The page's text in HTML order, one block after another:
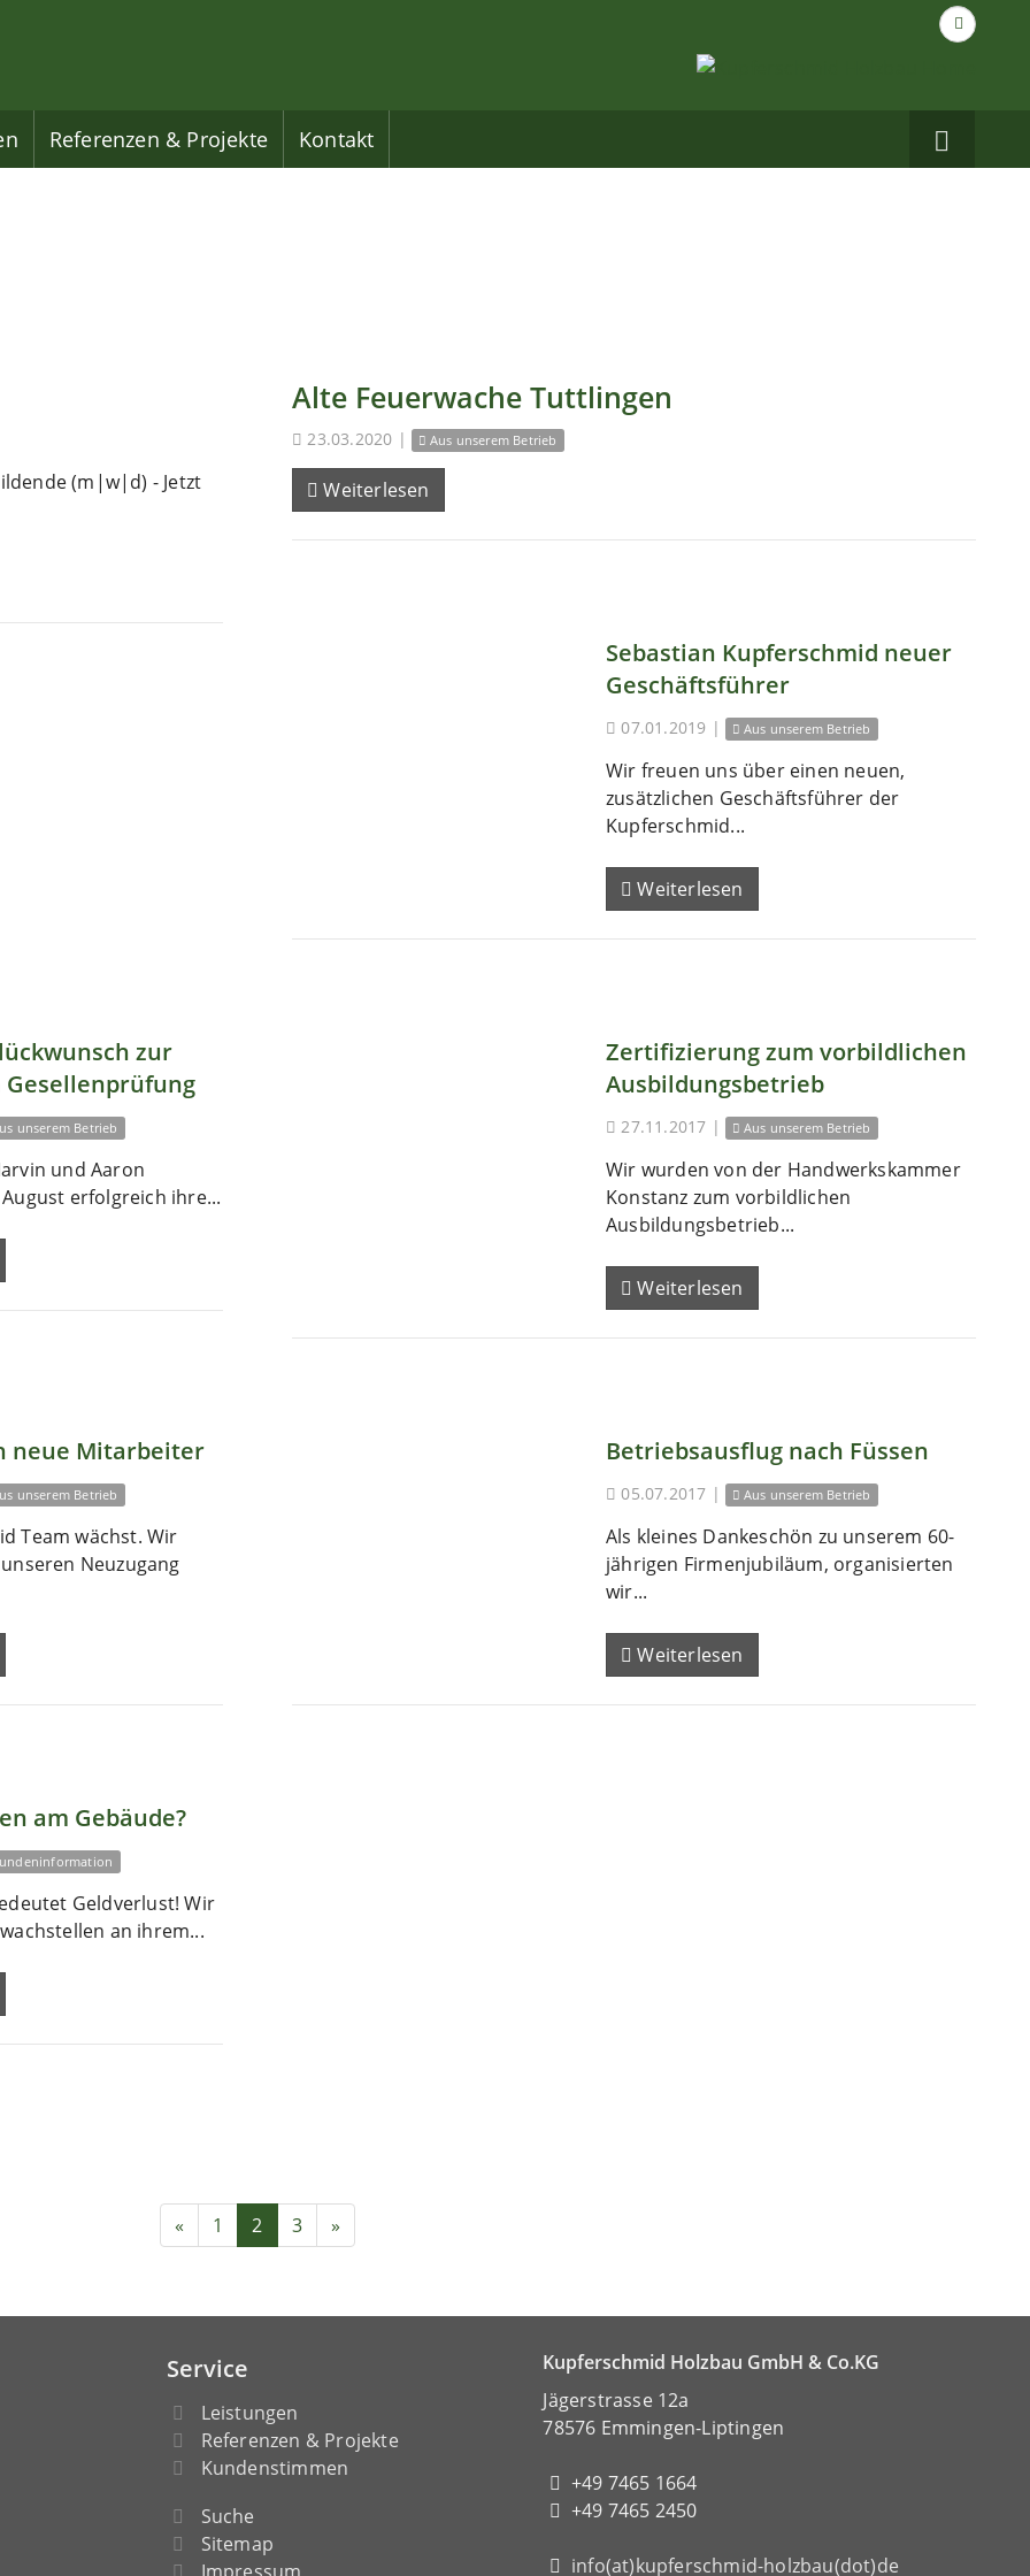
Suche
nach...
Referenzen & Projekte Kontakt
auf
(m|w|d) - Jetzt
Alte Feuerwache Tuttlingen
23.03.2020 | Aus unserem Betrieb
Weiterlesen
Sebastian Kupferschmid neuer
Geschäftsführer
07.01.2019 | Aus unserem Betrieb
Wir freuen uns über einen neuen,
zusätzlichen Geschäftsführer der
Kupferschmid...
Weiterlesen
zur
unserem Betrieb
und Aaron
erfolgreich ihre...
Zertifizierung zum vorbildlichen
Ausbildungsbetrieb
27.11.2017 | Aus unserem Betrieb
Wir wurden von der Handwerkskammer
Konstanz zum vorbildlichen
Ausbildungsbetrieb...
Weiterlesen
neue Mitarbeiter
unserem Betrieb
Team wächst. Wir
Neuzugang
Betriebsausflug nach Füssen
05.07.2017 | Aus unserem Betrieb
Als kleines Dankeschön zu unserem 60-
jährigen Firmenjubiläum, organisierten
wir...
Weiterlesen
am Gebäude?
Geldverlust! Wir
an ihrem...
« 1 2 3 »
Service
Leistungen
Referenzen & Projekte
Kundenstimmen
Suche
Sitemap
Kupferschmid Holzbau GmbH & Co.KG
Jägerstrasse 12a
78576 Emmingen-Liptingen
+49 7465 1664
+49 7465 2450
info(at)kupferschmid-holzbau(dot)de